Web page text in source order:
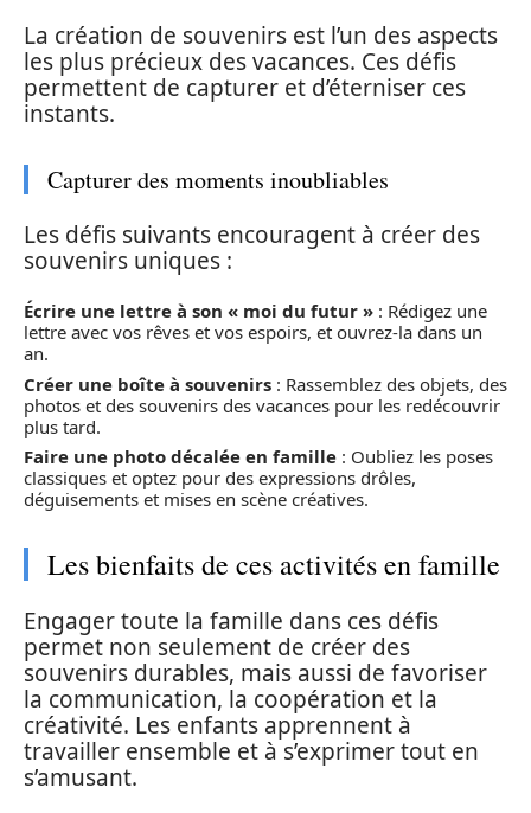
La création de souvenirs est l’un des aspects
les plus précieux des vacances. Ces défis
permettent de capturer et d’éterniser ces
instants.
Capturer des moments inoubliables
Les défis suivants encouragent à créer des
souvenirs uniques :
Écrire une lettre à son « moi du futur » : Rédigez une
lettre avec vos rêves et vos espoirs, et ouvrez-la dans un
an.
Créer une boîte à souvenirs : Rassemblez des objets, des
photos et des souvenirs des vacances pour les redécouvrir
plus tard.
Faire une photo décalée en famille : Oubliez les poses
classiques et optez pour des expressions drôles,
déguisements et mises en scène créatives.
Les bienfaits de ces activités en famille
Engager toute la famille dans ces défis
permet non seulement de créer des
souvenirs durables, mais aussi de favoriser
la communication, la coopération et la
créativité. Les enfants apprennent à
travailler ensemble et à s’exprimer tout en
s’amusant.